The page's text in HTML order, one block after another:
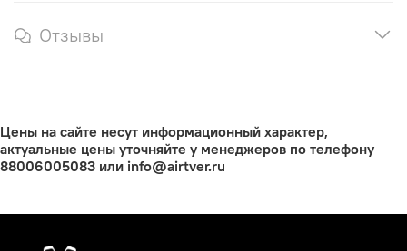
Отзывы
Цены на сайте несут информационный характер,
актуальные цены уточняйте у менеджеров по телефону
88006005083 или info@airtver.ru